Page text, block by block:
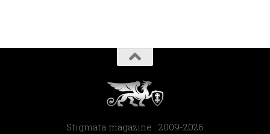
Stigmata magazine : 2009-2026